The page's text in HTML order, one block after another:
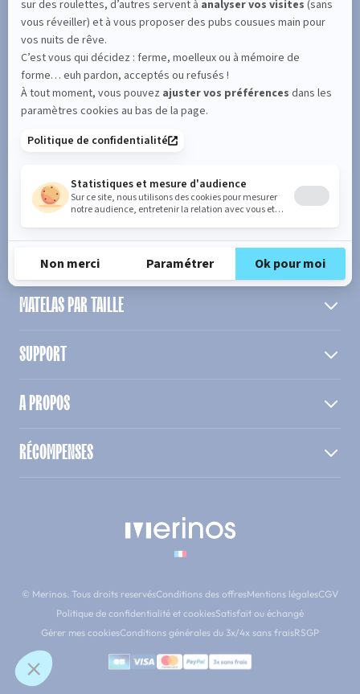
SUIVEZ L'ACTUALITÉ DE MERINOS !
Entrez votre adresse email
S'inscrire
En cochant cette case, vous confirmez avoir plus de 16 ans et
acceptez de recevoir notre Newsletter incluant des informations
concernant les offres, services, produits ou évènements de Bultex
conformément à
notre politique de protection des données personnelles.
PRODUIT
MATELAS PAR TAILLE
SUPPORT
A PROPOS
RÉCOMPENSES
© Merinos. Tous droits reservésConditions des offresMentions légalesCGV
Politique de confidentialité et cookiesSatisfait ou échangé
Gérer mes cookiesConditions générales du 3x/4x sans fraisRSGP